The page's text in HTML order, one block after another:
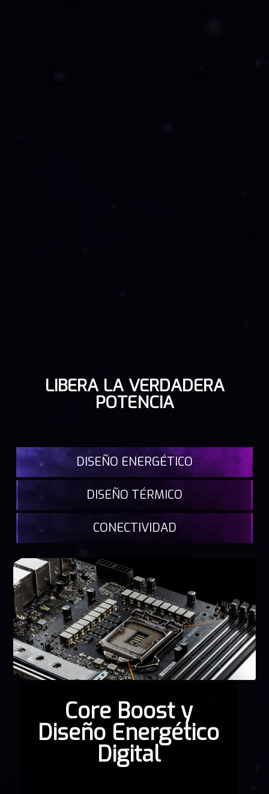
LIBERA LA VERDADERA
POTENCIA
DISEÑO ENERGÉTICO
DISEÑO TÉRMICO
CONECTIVIDAD
Core Boost y
Diseño Energético
Digital